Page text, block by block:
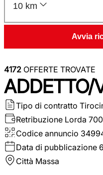
10 km
Avvia
4172 OFFERTE TROVATE
ADDETTO/
Tipo di contratto
Retribuzione Lorda
Codice annuncio
Data di pubblicazione
Città Massa